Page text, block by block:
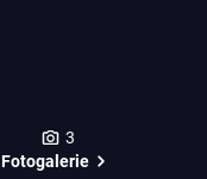
3
Fotogalerie